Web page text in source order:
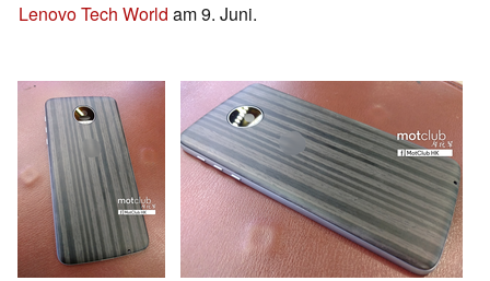
Lenovo Tech World am 9. Juni.